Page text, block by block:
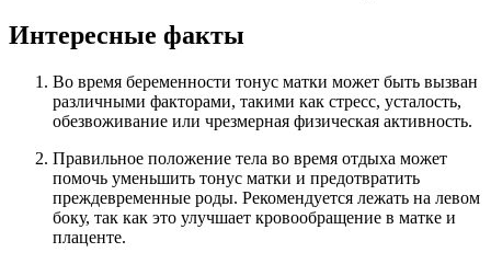
Интересные факты
Во время беременности тонус матки может быть вызван
различными факторами, такими как стресс, усталость,
обезвоживание или чрезмерная физическая активность.
Правильное положение тела во время отдыха может
помочь уменьшить тонус матки и предотвратить
преждевременные роды. Рекомендуется лежать на левом
боку, так как это улучшает кровообращение в матке и
плаценте.